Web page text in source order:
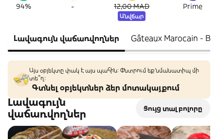
94% - 12,00 MAD
Անվճար
Prime
Լավագույն վաճառվողներ Gâteaux Marocain -
Այս օբյեկտը փակ է այս պահին: Փնտրում եք նմանատիպ մի
տե՞ղ։
Գտնել օբյեկտներ ձեր մոտակայքում
Լավագույն
վաճառվողներ
Ցույց տալ բոլորը